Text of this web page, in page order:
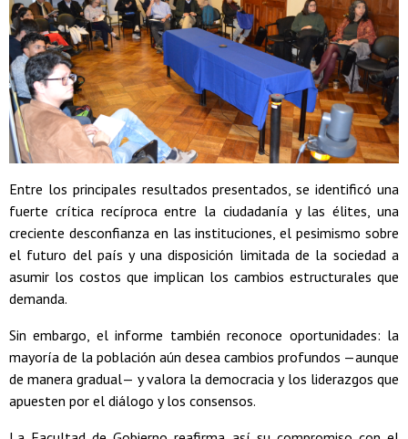
Entre los principales resultados presentados, se identificó una
fuerte crítica recíproca entre la ciudadanía y las élites, una
creciente desconfianza en las instituciones, el pesimismo sobre
el futuro del país y una disposición limitada de la sociedad a
asumir los costos que implican los cambios estructurales que
demanda.
Sin embargo, el informe también reconoce oportunidades: la
mayoría de la población aún desea cambios profundos —aunque
de manera gradual— y valora la democracia y los liderazgos que
apuesten por el diálogo y los consensos.